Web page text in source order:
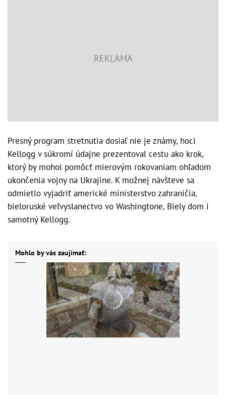
Presný program stretnutia dosiaľ nie je známy, hoci
Kellogg v súkromí údajne prezentoval cestu ako krok,
ktorý by mohol pomôcť mierovým rokovaniam ohľadom
ukončenia vojny na Ukrajine. K možnej návšteve sa
odmietlo vyjadriť americké ministerstvo zahraničia,
bieloruské veľvyslanectvo vo Washingtone, Biely dom i
samotný Kellogg.
Mohlo by vás zaujímať: